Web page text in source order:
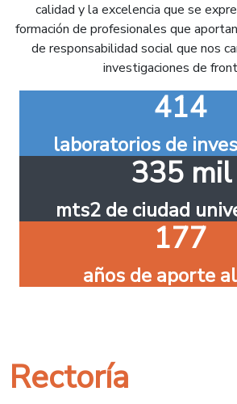
calidad y la excelencia que se
formación de profesionales que
de responsabilidad social que nos
investigaciones de
414
laboratorios de
335 mil
mts2 de ciudad
177
años de aporte
Rectoría